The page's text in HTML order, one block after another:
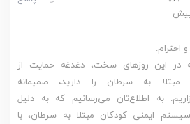
احترام.
در این روزهای سخت، دغدغه حمایت از
مبتلا به سرطان را دارید، صمیمانه
به اطلاع‌تان می‌رسانیم که به دلیل
ایمنی کودکان مبتلا به سرطان، با